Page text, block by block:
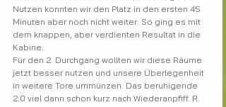
Nutzen konnten wir den Platz in den ersten 45
Minuten aber noch nicht weiter. So ging es mit
dem knappen, aber verdienten Resultat in die
Kabine.
Für den 2. Durchgang wollten wir diese Räume
jetzt besser nutzen und unsere Überlegenheit
in weitere Tore ummünzen. Das beruhigende
2:0 viel dann schon kurz nach Wiederanpfiff. R.